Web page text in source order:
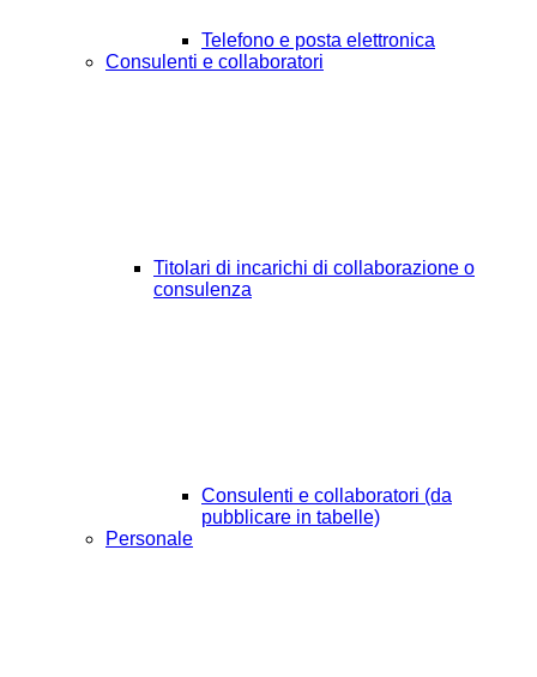
Telefono e posta elettronica
Consulenti e collaboratori
Titolari di incarichi di collaborazione o
consulenza
Consulenti e collaboratori (da
pubblicare in tabelle)
Personale